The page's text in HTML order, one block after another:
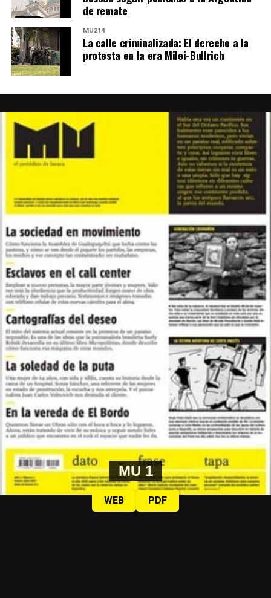
de remate
MU214
La calle criminalizada: El derecho a la
protesta en la era Milei-Bullrich
MU 1
WEB PDF